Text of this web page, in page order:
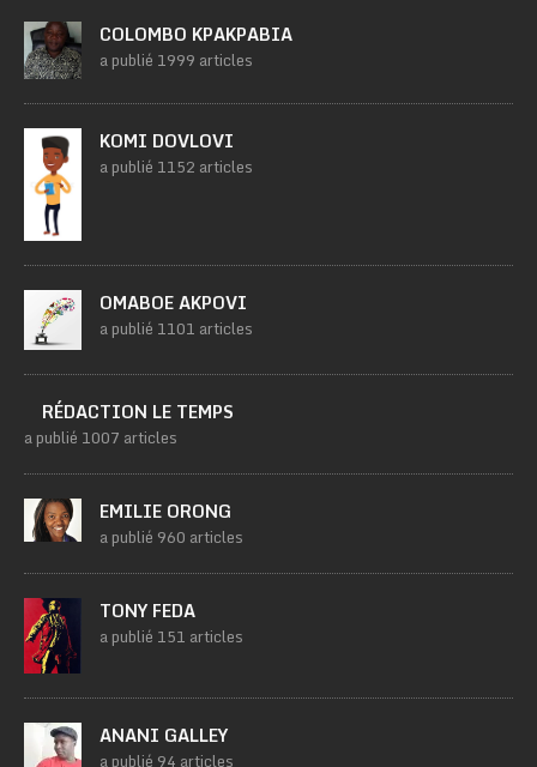
COLOMBO KPAKPABIA
a publié 1999 articles
KOMI DOVLOVI
a publié 1152 articles
OMABOE AKPOVI
a publié 1101 articles
RÉDACTION LE TEMPS
a publié 1007 articles
EMILIE ORONG
a publié 960 articles
TONY FEDA
a publié 151 articles
ANANI GALLEY
a publié 94 articles